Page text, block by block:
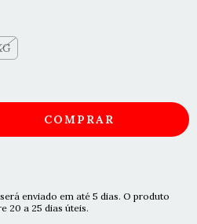
enviado em até 5 dias. O produto
20 a 25 dias úteis.